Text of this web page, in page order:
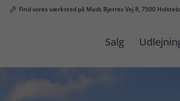
Find vores værksted på Mads Bjerres Vej 8, 7500
Salg